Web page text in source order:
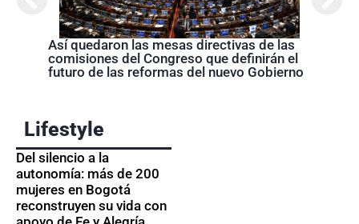
Así quedaron las mesas directivas de las
comisiones del Congreso que definirán el
futuro de las reformas del nuevo Gobierno
Lifestyle
Del silencio a la
autonomía: más de 200
mujeres en Bogotá
reconstruyen su vida con